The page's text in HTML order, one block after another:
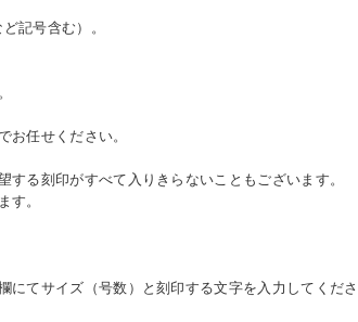
記号含む）。
お任せください。
る刻印がすべて入りきらないこともございます。
す。
にてサイズ（号数）と刻印する文字を入力してくださ